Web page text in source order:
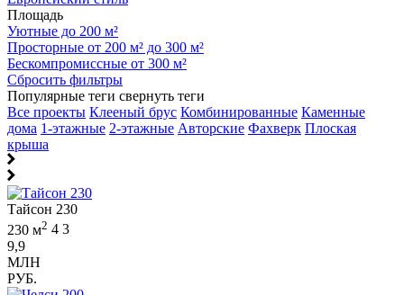
Площадь
Уютные до 200 м²
Просторные от 200 м² до 300 м²
Бескомпромиссные от 300 м²
Сбросить фильтры
Популярные теги свернуть теги
Все проекты Клееный брус Комбинированные Каменные
дома 1-этажные 2-этажные Авторские Фахверк Плоская
крыша
Тайсон 230
230 м2 4 3
9,9
МЛН
РУБ.